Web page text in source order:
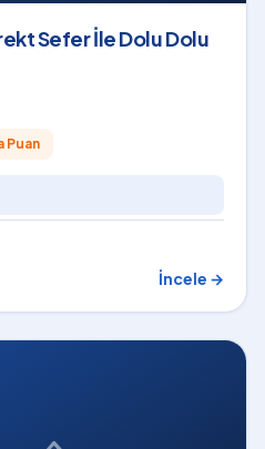
Sefer İle Dolu Dolu
Puan
İncele →